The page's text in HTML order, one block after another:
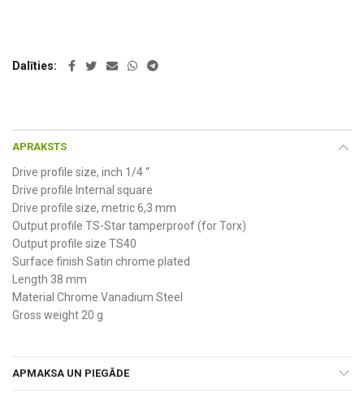
Dalīties
APRAKSTS
Drive profile size, inch 1/4 “
Drive profile Internal square
Drive profile size, metric 6,3 mm
Output profile TS-Star tamperproof (for Torx)
Output profile size TS40
Surface finish Satin chrome plated
Length 38 mm
Material Chrome Vanadium Steel
Gross weight 20 g
APMAKSA UN PIEGĀDE